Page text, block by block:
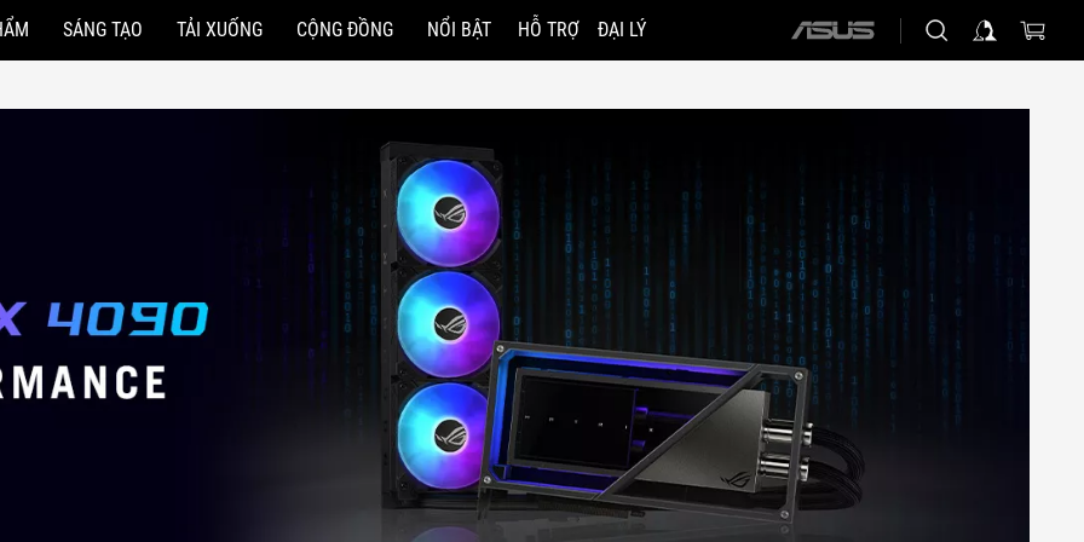
SÁNG TẠO TẢI XUỐNG CỘNG ĐỒNG NỔI BẬT HỖ TRỢ ĐẠI LÝ
ASUS